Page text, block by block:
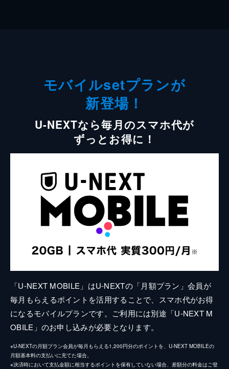
モバイルsetプランが
新登場！
U-NEXTなら毎月のスマホ代が
ずっとお得に！
「U-NEXT MOBILE」はU-NEXTの「月額プラン」会員が
毎月もらえるポイントを活用することで、スマホ代がお得
になるモバイルプランです。ご利用には別途「U-NEXT M
OBILE」のお申し込みが必要となります。
※U-NEXTの月額プラン会員が毎月もらえる1,200円分のポイントを、U-NEXT MOBILEの
月額基本料の支払いに充てた場合。
※決済時において支払金額に相当するポイントを保有していない場合、差額分の料金はご登